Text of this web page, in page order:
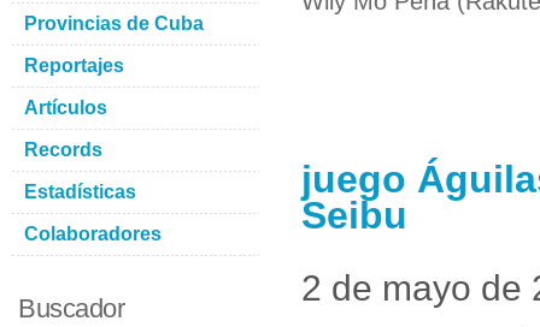
juego
Seibu
2 de mayo de
Provincias de Cuba
Reportajes
Artículos
Records
Estadísticas
Colaboradores
Buscador